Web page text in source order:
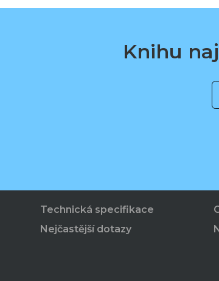
Knihu
Technická specifikace
Nejčastější dotazy